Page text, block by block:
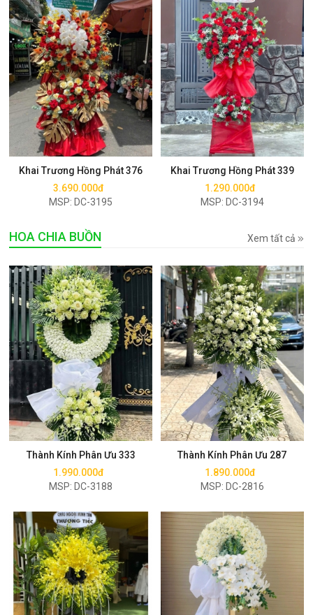
Khai Trương Hồng Phát 376
3.690.000đ
MSP: DC-3195
Mua ngay
Khai Trương Hồng Phát 339
1.290.000đ
MSP: DC-3194
Mua ngay
HOA CHIA BUỒN Xem tất cả
Thành Kính Phân Ưu 333
1.990.000đ
MSP: DC-3188
Mua ngay
Thành Kính Phân Ưu 287
1.890.000đ
MSP: DC-2816
Mua ngay